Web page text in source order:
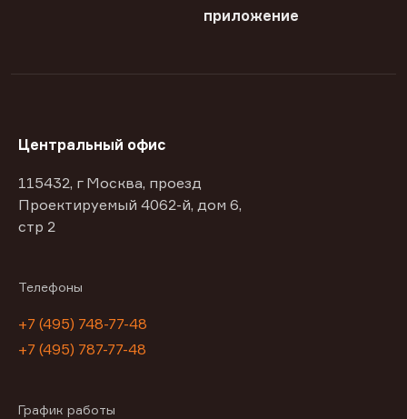
приложение
Центральный офис
115432, г Москва, проезд
Проектируемый 4062-й, дом 6,
стр 2
Телефоны
+7 (495) 748-77-48
+7 (495) 787-77-48
График работы